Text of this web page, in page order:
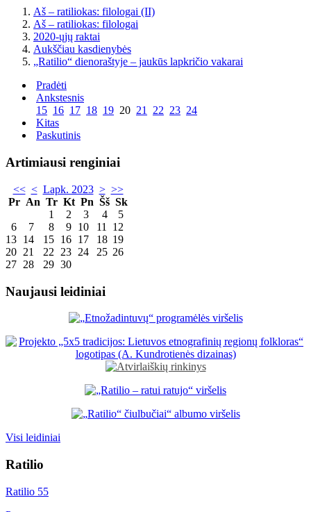
Aš – ratiliokas: filologai (II)
Aš – ratiliokas: filologai
2020-ųjų raktai
Aukščiau kasdienybės
„Ratilio“ dienoraštyje – jaukūs lapkričio vakarai
Pradėti
Ankstesnis
15 16 17 18 19 20 21 22 23 24
Kitas
Paskutinis
Artimiausi renginiai
<< < Lapk. 2023 > >>
Pr An Tr Kt Pn Šš Sk
1
2 3 4
5
6
7 8 9 10 11
12
13 14 15 16 17 18 19
20 21 22 23 24 25 26
27 28 29 30
Naujausi leidiniai
Visi leidiniai
Ratilio
Ratilio 55